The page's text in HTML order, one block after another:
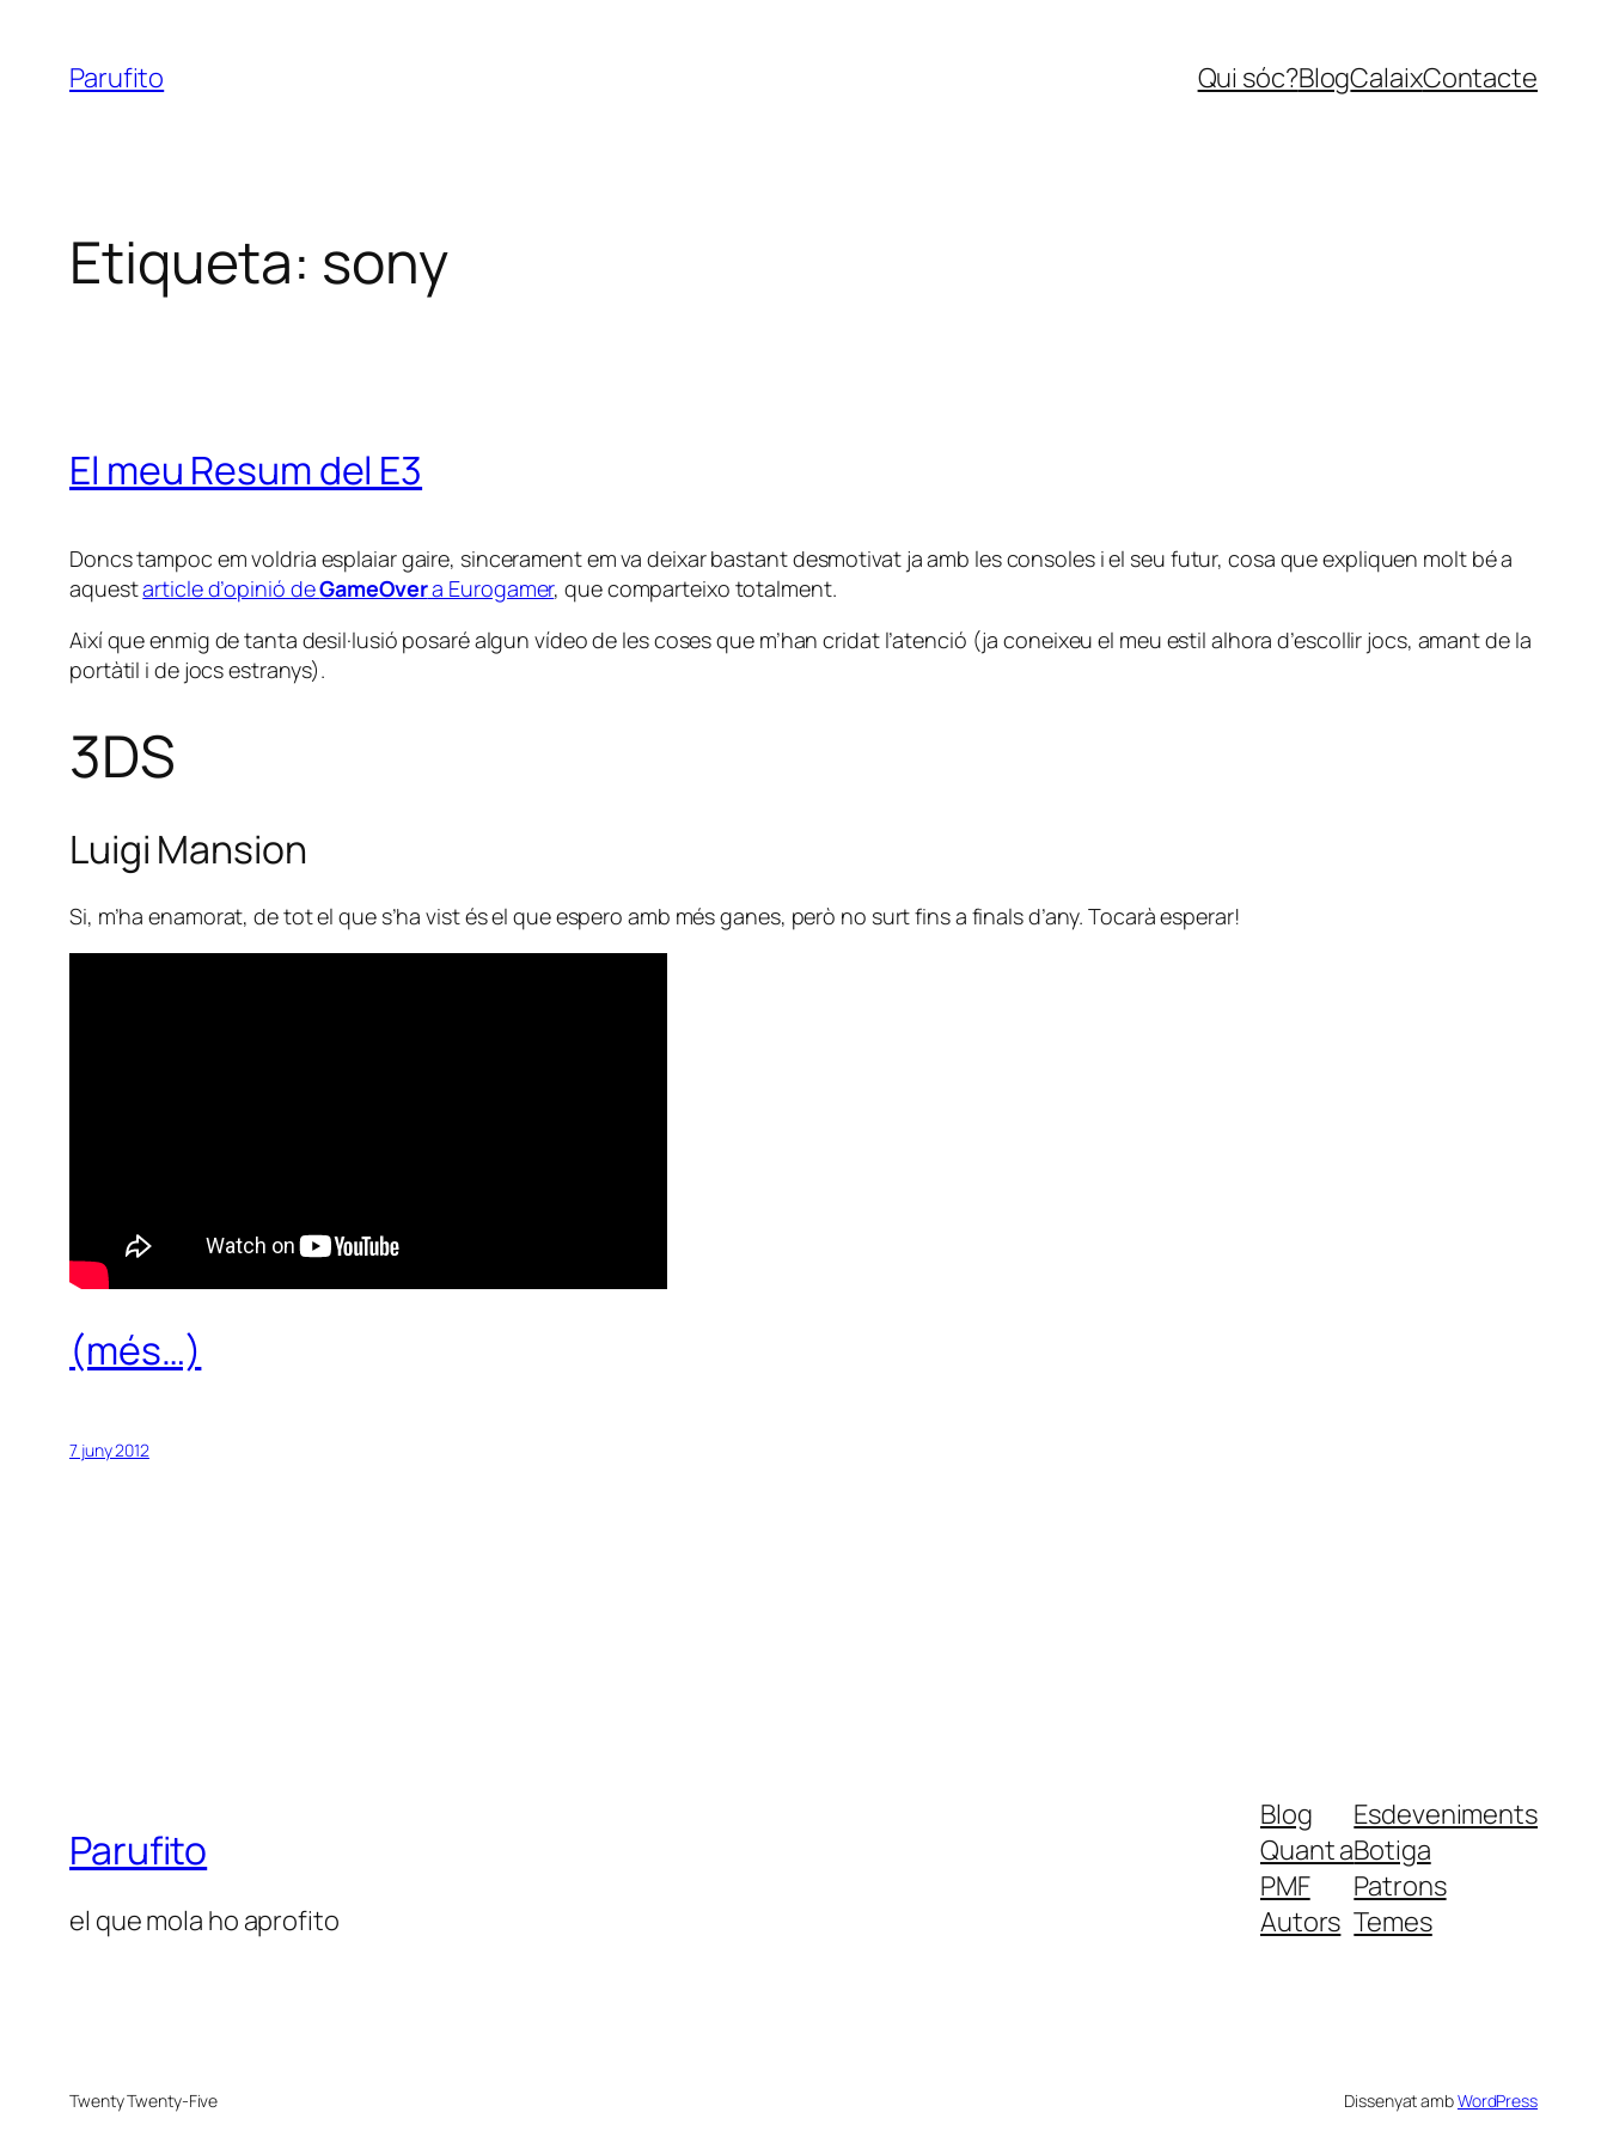
contingut
Parufito Qui sóc?BlogCalaixContacte
Etiqueta: sony
El meu Resum del E3
Doncs tampoc em voldria esplaiar gaire, sincerament em va deixar bastant desmotivat ja amb les consoles i el seu futur, cosa que expliquen molt bé a
aquestarticle d’opinió deGameOvera Eurogamer, que comparteixo totalment.
Així que enmig de tanta desil·lusió posaré algun vídeo de les coses que m’han cridat l’atenció (ja coneixeu el meu estil alhora d’escollir jocs, amant de la
portàtil i de jocs estranys).
3DS
Luigi Mansion
Si, m’ha enamorat, de tot el que s’ha vist és el que espero amb més ganes, però no surt fins a finals d’any. Tocarà esperar!
(més…)
7 juny 2012
Parufito
el que mola ho aprofito
Blog
Quant a
PMF
Autors
Esdeveniments
Botiga
Patrons
Temes
Twenty Twenty-Five Dissenyat ambWordPress